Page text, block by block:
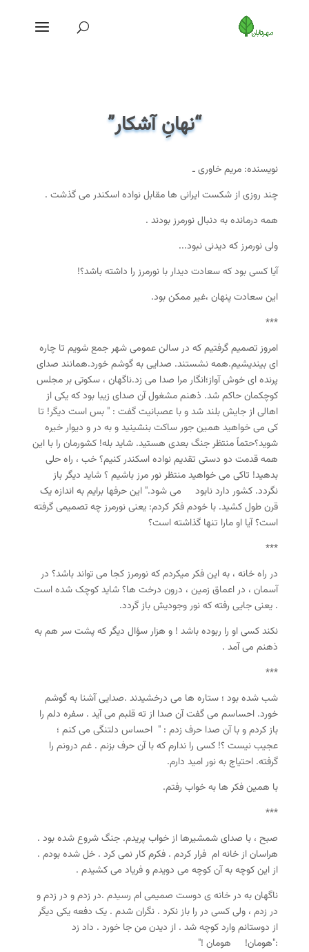
“نهانِ آشکار”
نویسنده: مریم خاوری ـ
چند روزی از شکست ایرانی ها مقابل نواده اسکندر می گذشت .
همه درمانده به دنبال نورمرز بودند .
ولی نورمرز که دیدنی نبود...
آیا کسی بود که سعادت دیدار با نورمرز را داشته باشد؟!
این سعادت پنهان ،غیر ممکن بود.
***
امروز تصمیم گرفتیم که در سالن عمومی شهر جمع شویم تا چاره
ای بیندیشیم.همه نشستند. صدایی به گوشم خورد.همانند صدای
پرنده ای خوش آواز؛انگار مرا صدا می زد.ناگهان ، سکوتی بر مجلس
کوچکمان حاکم شد. ذهنم مشغول آن صدای زیبا بود که یکی از
اهالی از جایش بلند شد و با عصبانیت گفت : " بس است دیگر! تا
کی می خواهید همین جور ساکت بنشینید و به در و دیوار خیره
شوید؟حتماً منتظر جنگ بعدی هستید. شاید بله! کشورمان را با این
همه قدمت دو دستی تقدیم نواده اسکندر کنیم؟ خب ، راه حلی
بدهید! تاکی می خواهید منتظر نور مرز باشیم ؟ شاید دیگر باز
نگردد. کشور دارد نابود می شود." این حرف­ها برایم به اندازه یک
قرن طول کشید. با خودم فکر کردم: یعنی نورمرز چه تصمیمی گرفته
است؟ آیا او مارا تنها گذاشته است؟
***
در راه خانه ، به این فکر می­کردم که نورمرز کجا می تواند باشد؟ در
آسمان ، در اعماق زمین ، درون درخت ها؟ شاید کوچک شده است
. یعنی جایی رفته که نور وجودیش باز گردد.
نکند کسی او را ربوده باشد ! و هزار سؤال دیگر که پشت سر هم به
ذهنم می آمد .
***
شب شده بود ؛ ستاره ها می درخشیدند .صدایی آشنا به گوشم
خورد. احساسم می گفت آن صدا از ته قلبم می آید . سفره دلم را
باز کردم و با آن صدا حرف زدم : " احساس دلتنگی می کنم ؛
عجیب نیست ؟! کسی را ندارم که با آن حرف بزنم . غم درونم را
گرفته. احتیاج به نور امید دارم.
با همین فکر ها به خواب رفتم.
***
صبح ، با صدای شمشیرها از خواب پریدم. جنگ شروع شده بود .
هراسان از خانه ام فرار کردم . فکرم کار نمی کرد . خل شده بودم .
از این کوچه به آن کوچه می دویدم و فریاد می کشیدم .
ناگهان به در خانه ی دوست صمیمی ام رسیدم .در زدم و در زدم و
در زدم ، ولی کسی در را باز نکرد . نگران شدم . یک دفعه یکی دیگر
از دوستانم وارد کوچه شد . از دیدن من جا خورد . داد زد
:"هومان! هومان !"